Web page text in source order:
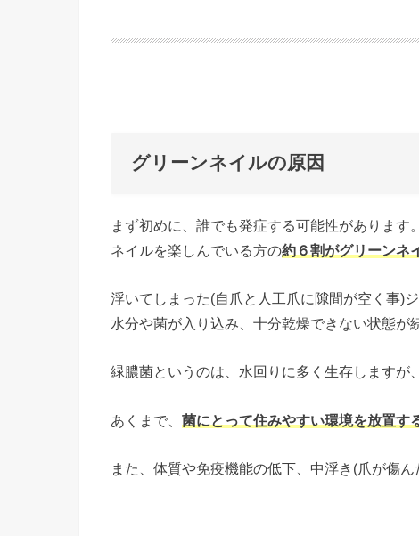
グリーンネイルの原因
まず初めに、誰でも発症する可能性があります。
ネイルを楽しんでいる方の約６割がグリーンネ
浮いてしまった(自爪と人工爪に隙間が空く事)
水分や菌が入り込み、十分乾燥できない状態が
緑膿菌というのは、水回りに多く生存しますが
あくまで、 菌にとって住みやすい環境を放置す
また、体質や免疫機能の低下、中浮き(爪が傷